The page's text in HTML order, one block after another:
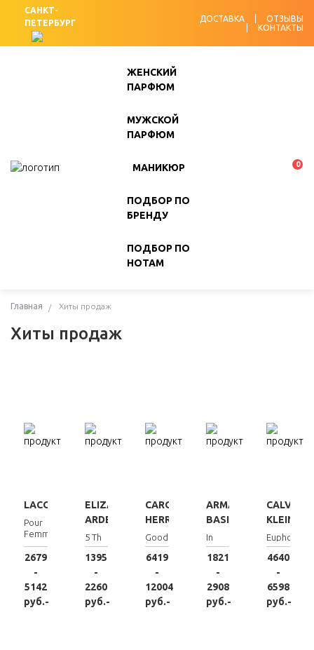
САНКТ-
ПЕТЕРБУРГ
ДОСТАВКА
ОТЗЫВЫ
КОНТАКТЫ
ЖЕНСКИЙ
ПАРФЮМ
МУЖСКОЙ
ПАРФЮМ
МАНИКЮР
ПОДБОР ПО
БРЕНДУ
ПОДБОР ПО
НОТАМ
0
Главная Хиты продаж
Хиты продаж
LACOSTE
Pour
Femme
2679
-
5142
руб.-
ELIZABETH
ARDEN
5 Th
Avenue
1395
-
2260
руб.-
CAROLINA
HERRERA
Good
Girl
6419
-
12004
руб.-
ARMAND
BASI
In
Red
1821
-
2908
руб.-
CALVIN
KLEIN
Euphoria
4640
-
6598
руб.-